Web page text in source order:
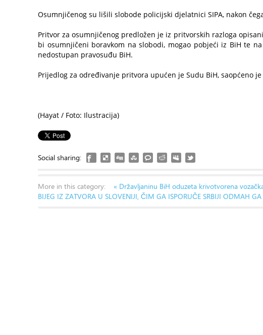
Osumnjičenog su lišili slobode policijski djelatnici SIPA, nakon
Pritvor za osumnjičenog predložen je iz pritvorskih razloga
bi osumnjičeni boravkom na slobodi, mogao pobjeći iz BiH te
nedostupan pravosuđu BiH.
Prijedlog za određivanje pritvora upućen je Sudu BiH, saopćeno
(Hayat / Foto: Ilustracija)
Social sharing:
More in this category: « Državljaninu BiH oduzeta krivotvorena
BIJEG IZ ZATVORA U SLOVENIJI, ČIM GA ISPORUČE SRBIJI ODMAH